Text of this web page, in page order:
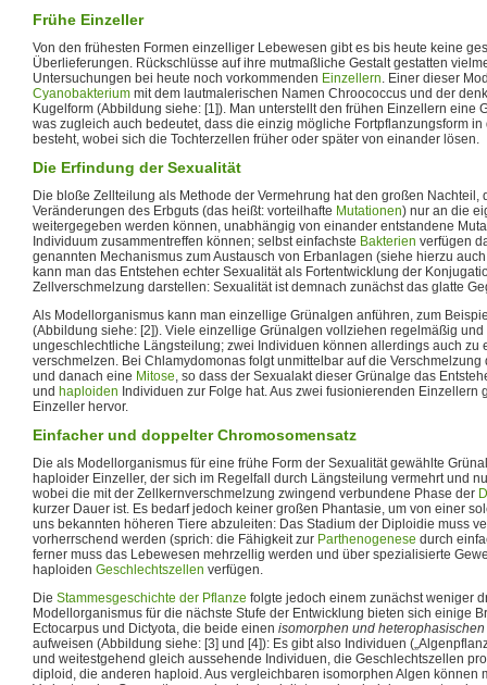
Frühe Einzeller
Von den frühesten Formen einzelliger Lebewesen gibt es bis heute keine
Überlieferungen. Rückschlüsse auf ihre mutmaßliche Gestalt gestatten
Untersuchungen bei heute noch vorkommenden Einzellern. Einer dieser
Cyanobakterium mit dem lautmalerischen Namen Chroococcus und der
Kugelform (Abbildung siehe: [1]). Man unterstellt den frühen Einzellern eine
was zugleich auch bedeutet, dass die einzig mögliche Fortpflanzungsform
besteht, wobei sich die Tochterzellen früher oder später von einander lösen.
Die Erfindung der Sexualität
Die bloße Zellteilung als Methode der Vermehrung hat den großen Nachteil,
Veränderungen des Erbguts (das heißt: vorteilhafte Mutationen) nur an die
weitergegeben werden können, unabhängig von einander entstandene
Individuum zusammentreffen können; selbst einfachste Bakterien verfügen
genannten Mechanismus zum Austausch von Erbanlagen (siehe hierzu
kann man das Entstehen echter Sexualität als Fortentwicklung der
Zellverschmelzung darstellen: Sexualität ist demnach zunächst das glatte
Als Modellorganismus kann man einzellige Grünalgen anführen, zum
(Abbildung siehe: [2]). Viele einzellige Grünalgen vollziehen regelmäßig
ungeschlechtliche Längsteilung; zwei Individuen können allerdings auch zu
verschmelzen. Bei Chlamydomonas folgt unmittelbar auf die
und danach eine Mitose, so dass der Sexualakt dieser Grünalge das
und haploiden Individuen zur Folge hat. Aus zwei fusionierenden Einzellern
Einzeller hervor.
Einfacher und doppelter Chromosomensatz
Die als Modellorganismus für eine frühe Form der Sexualität gewählte
haploider Einzeller, der sich im Regelfall durch Längsteilung vermehrt und
wobei die mit der Zellkernverschmelzung zwingend verbundene Phase der
kurzer Dauer ist. Es bedarf jedoch keiner großen Phantasie, um von einer
uns bekannten höheren Tiere abzuleiten: Das Stadium der Diploidie muss
vorherrschend werden (sprich: die Fähigkeit zur Parthenogenese durch
ferner muss das Lebewesen mehrzellig werden und über spezialisierte
haploiden Geschlechtszellen verfügen.
Die Stammesgeschichte der Pflanze folgte jedoch einem zunächst weniger
Modellorganismus für die nächste Stufe der Entwicklung bieten sich einige
Ectocarpus und Dictyota, die beide einen isomorphen und heterophasischen
aufweisen (Abbildung siehe: [3] und [4]): Es gibt also Individuen
und weitestgehend gleich aussehende Individuen, die Geschlechtszellen
diploid, die anderen haploid. Aus vergleichbaren isomorphen Algen können